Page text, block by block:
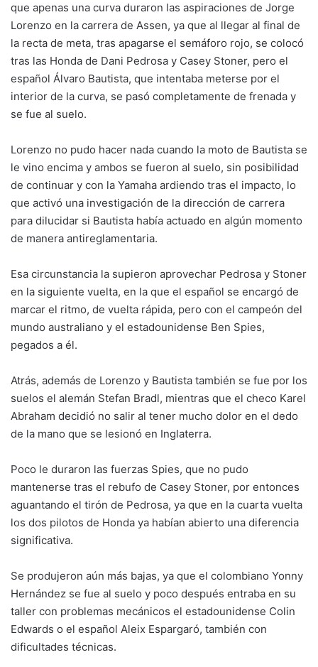
que apenas una curva duraron las aspiraciones de Jorge
Lorenzo en la carrera de Assen, ya que al llegar al final de
la recta de meta, tras apagarse el semáforo rojo, se colocó
tras las Honda de Dani Pedrosa y Casey Stoner, pero el
español Álvaro Bautista, que intentaba meterse por el
interior de la curva, se pasó completamente de frenada y
se fue al suelo.
Lorenzo no pudo hacer nada cuando la moto de Bautista se
le vino encima y ambos se fueron al suelo, sin posibilidad
de continuar y con la Yamaha ardiendo tras el impacto, lo
que activó una investigación de la dirección de carrera
para dilucidar si Bautista había actuado en algún momento
de manera antireglamentaria.
Esa circunstancia la supieron aprovechar Pedrosa y Stoner
en la siguiente vuelta, en la que el español se encargó de
marcar el ritmo, de vuelta rápida, pero con el campeón del
mundo australiano y el estadounidense Ben Spies,
pegados a él.
Atrás, además de Lorenzo y Bautista también se fue por los
suelos el alemán Stefan Bradl, mientras que el checo Karel
Abraham decidió no salir al tener mucho dolor en el dedo
de la mano que se lesionó en Inglaterra.
Poco le duraron las fuerzas Spies, que no pudo
mantenerse tras el rebufo de Casey Stoner, por entonces
aguantando el tirón de Pedrosa, ya que en la cuarta vuelta
los dos pilotos de Honda ya habían abierto una diferencia
significativa.
Se produjeron aún más bajas, ya que el colombiano Yonny
Hernández se fue al suelo y poco después entraba en su
taller con problemas mecánicos el estadounidense Colin
Edwards o el español Aleix Espargaró, también con
dificultades técnicas.